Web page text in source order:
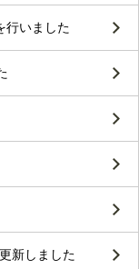
行いました
新しました